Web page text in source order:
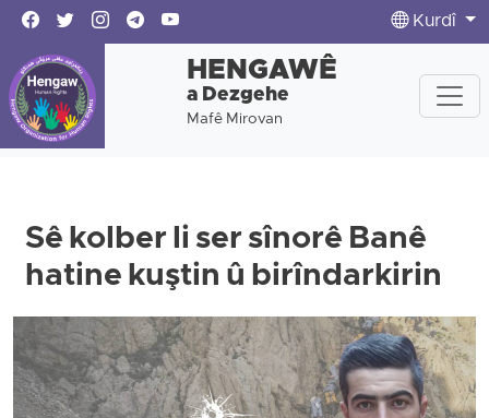
Kurdî
HENGAWÊ
a Dezgehe
Mafê Mirovan
Sê kolber li ser sînorê Banê
hatine kuştin û birîndarkirin